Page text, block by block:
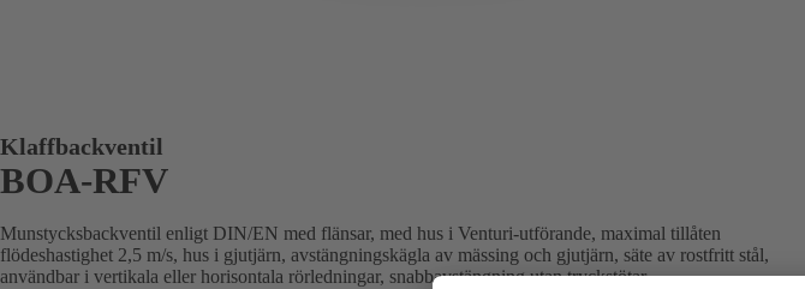
Klaffbackventil
BOA-RFV
Munstycksbackventil enligt DIN/EN med flänsar, med hus i Venturi-utförande, maximal tillåten
flödeshastighet 2,5 m/s, hus i gjutjärn, avstängningskägla av mässing och gjutjärn, säte av rostfritt stål,
användbar i vertikala eller horisontala rörledningar, snabbavstängning utan tryckstötar.